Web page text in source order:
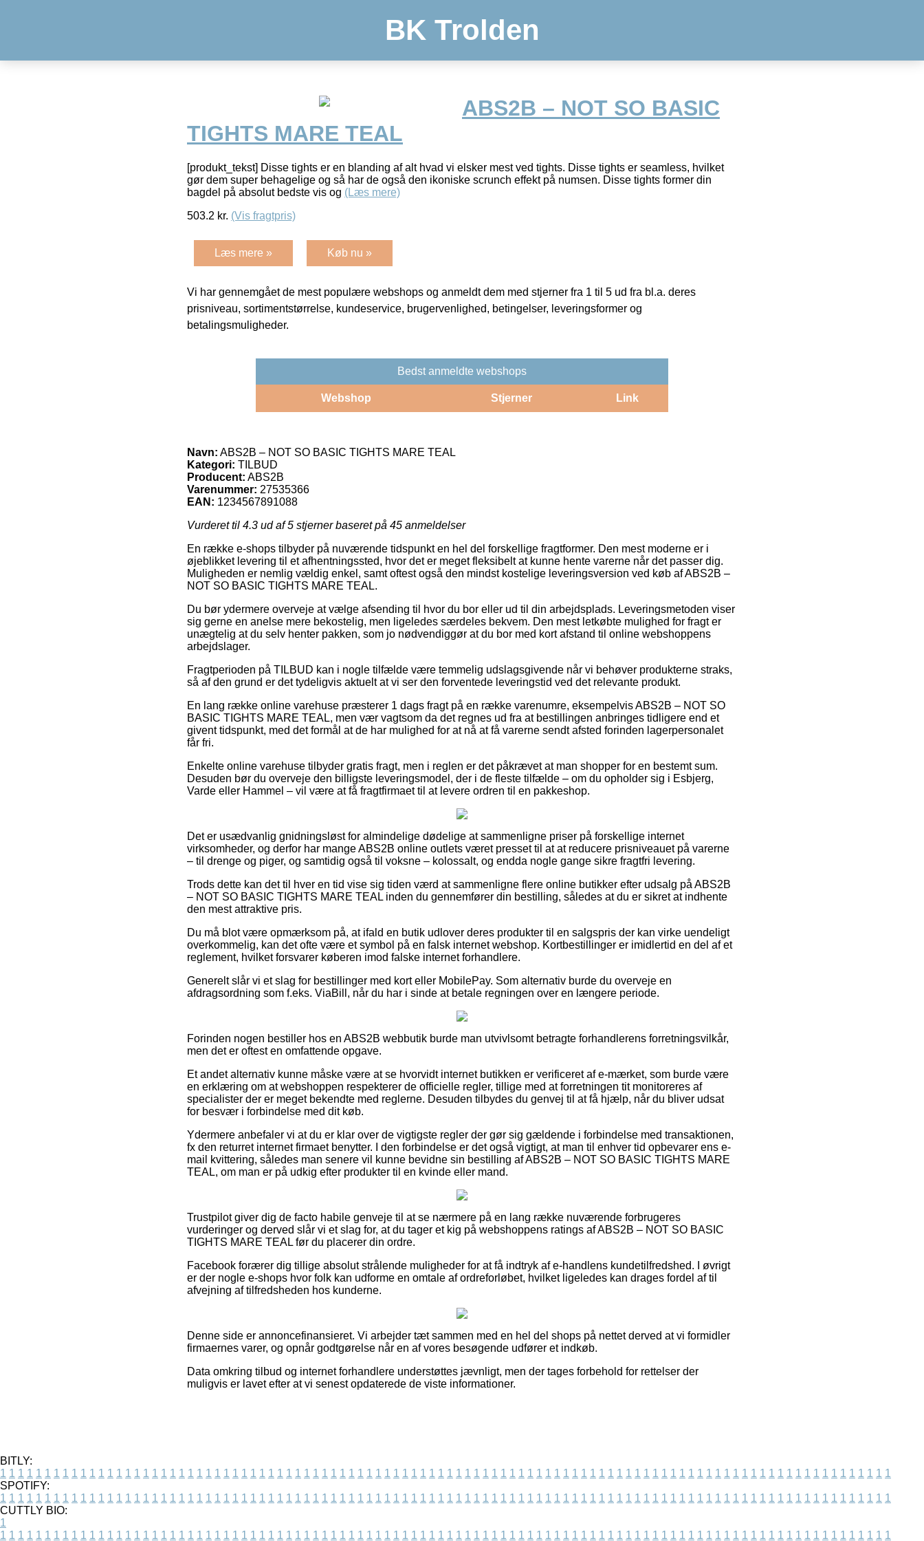
BK Trolden
ABS2B – NOT SO BASIC
TIGHTS MARE TEAL
[produkt_tekst] Disse tights er en blanding af alt hvad vi elsker mest ved tights. Disse tights er seamless, hvilket
gør dem super behagelige og så har de også den ikoniske scrunch effekt på numsen. Disse tights former din
bagdel på absolut bedste vis og (Læs mere)
503.2 kr. (Vis fragtpris)
Læs mere » Køb nu »
Vi har gennemgået de mest populære webshops og anmeldt dem med stjerner fra 1 til 5 ud fra bl.a. deres
prisniveau, sortimentstørrelse, kundeservice, brugervenlighed, betingelser, leveringsformer og
betalingsmuligheder.
Bedst anmeldte webshops
Webshop Stjerner Link
Navn: ABS2B – NOT SO BASIC TIGHTS MARE TEAL
Kategori: TILBUD
Producent: ABS2B
Varenummer: 27535366
EAN: 1234567891088
Vurderet til 4.3 ud af 5 stjerner baseret på 45 anmeldelser
En række e-shops tilbyder på nuværende tidspunkt en hel del forskellige fragtformer. Den mest moderne er i
øjeblikket levering til et afhentningssted, hvor det er meget fleksibelt at kunne hente varerne når det passer dig.
Muligheden er nemlig vældig enkel, samt oftest også den mindst kostelige leveringsversion ved køb af ABS2B –
NOT SO BASIC TIGHTS MARE TEAL.
Du bør ydermere overveje at vælge afsending til hvor du bor eller ud til din arbejdsplads. Leveringsmetoden viser
sig gerne en anelse mere bekostelig, men ligeledes særdeles bekvem. Den mest letkøbte mulighed for fragt er
unægtelig at du selv henter pakken, som jo nødvendiggør at du bor med kort afstand til online webshoppens
arbejdslager.
Fragtperioden på TILBUD kan i nogle tilfælde være temmelig udslagsgivende når vi behøver produkterne straks,
så af den grund er det tydeligvis aktuelt at vi ser den forventede leveringstid ved det relevante produkt.
En lang række online varehuse præsterer 1 dags fragt på en række varenumre, eksempelvis ABS2B – NOT SO
BASIC TIGHTS MARE TEAL, men vær vagtsom da det regnes ud fra at bestillingen anbringes tidligere end et
givent tidspunkt, med det formål at de har mulighed for at nå at få varerne sendt afsted forinden lagerpersonalet
får fri.
Enkelte online varehuse tilbyder gratis fragt, men i reglen er det påkrævet at man shopper for en bestemt sum.
Desuden bør du overveje den billigste leveringsmodel, der i de fleste tilfælde – om du opholder sig i Esbjerg,
Varde eller Hammel – vil være at få fragtfirmaet til at levere ordren til en pakkeshop.
Det er usædvanlig gnidningsløst for almindelige dødelige at sammenligne priser på forskellige internet
virksomheder, og derfor har mange ABS2B online outlets været presset til at at reducere prisniveauet på varerne
– til drenge og piger, og samtidig også til voksne – kolossalt, og endda nogle gange sikre fragtfri levering.
Trods dette kan det til hver en tid vise sig tiden værd at sammenligne flere online butikker efter udsalg på ABS2B
– NOT SO BASIC TIGHTS MARE TEAL inden du gennemfører din bestilling, således at du er sikret at indhente
den mest attraktive pris.
Du må blot være opmærksom på, at ifald en butik udlover deres produkter til en salgspris der kan virke uendeligt
overkommelig, kan det ofte være et symbol på en falsk internet webshop. Kortbestillinger er imidlertid en del af et
reglement, hvilket forsvarer køberen imod falske internet forhandlere.
Generelt slår vi et slag for bestillinger med kort eller MobilePay. Som alternativ burde du overveje en
afdragsordning som f.eks. ViaBill, når du har i sinde at betale regningen over en længere periode.
Forinden nogen bestiller hos en ABS2B webbutik burde man utvivlsomt betragte forhandlerens forretningsvilkår,
men det er oftest en omfattende opgave.
Et andet alternativ kunne måske være at se hvorvidt internet butikken er verificeret af e-mærket, som burde være
en erklæring om at webshoppen respekterer de officielle regler, tillige med at forretningen tit monitoreres af
specialister der er meget bekendte med reglerne. Desuden tilbydes du genvej til at få hjælp, når du bliver udsat
for besvær i forbindelse med dit køb.
Ydermere anbefaler vi at du er klar over de vigtigste regler der gør sig gældende i forbindelse med transaktionen,
fx den returret internet firmaet benytter. I den forbindelse er det også vigtigt, at man til enhver tid opbevarer ens e-
mail kvittering, således man senere vil kunne bevidne sin bestilling af ABS2B – NOT SO BASIC TIGHTS MARE
TEAL, om man er på udkig efter produkter til en kvinde eller mand.
Trustpilot giver dig de facto habile genveje til at se nærmere på en lang række nuværende forbrugeres
vurderinger og derved slår vi et slag for, at du tager et kig på webshoppens ratings af ABS2B – NOT SO BASIC
TIGHTS MARE TEAL før du placerer din ordre.
Facebook forærer dig tillige absolut strålende muligheder for at få indtryk af e-handlens kundetilfredshed. I øvrigt
er der nogle e-shops hvor folk kan udforme en omtale af ordreforløbet, hvilket ligeledes kan drages fordel af til
afvejning af tilfredsheden hos kunderne.
Denne side er annoncefinansieret. Vi arbejder tæt sammen med en hel del shops på nettet derved at vi formidler
firmaernes varer, og opnår godtgørelse når en af vores besøgende udfører et indkøb.
Data omkring tilbud og internet forhandlere understøttes jævnligt, men der tages forbehold for rettelser der
muligvis er lavet efter at vi senest opdaterede de viste informationer.
BITLY:
1 1 1 1 1 1 1 1 1 1 1 1 1 1 1 1 1 1 1 1 1 1 1 1 1 1 1 1 1 1 1 1 1 1 1 1 1 1 1 1 1 1 1 1 1 1 1 1 1 1 1 1 1 1 1 1 1 1 1 1 1 1 1 1 1 1 1 1 1 1 1 1 1 1 1 1 1 1 1 1 1 1 1 1 1 1 1 1 1 1 1 1 1 1 1 1 1 1 1 1
SPOTIFY:
1 1 1 1 1 1 1 1 1 1 1 1 1 1 1 1 1 1 1 1 1 1 1 1 1 1 1 1 1 1 1 1 1 1 1 1 1 1 1 1 1 1 1 1 1 1 1 1 1 1 1 1 1 1 1 1 1 1 1 1 1 1 1 1 1 1 1 1 1 1 1 1 1 1 1 1 1 1 1 1 1 1 1 1 1 1 1 1 1 1 1 1 1 1 1 1 1 1 1 1
CUTTLY BIO:
1
1 1 1 1 1 1 1 1 1 1 1 1 1 1 1 1 1 1 1 1 1 1 1 1 1 1 1 1 1 1 1 1 1 1 1 1 1 1 1 1 1 1 1 1 1 1 1 1 1 1 1 1 1 1 1 1 1 1 1 1 1 1 1 1 1 1 1 1 1 1 1 1 1 1 1 1 1 1 1 1 1 1 1 1 1 1 1 1 1 1 1 1 1 1 1 1 1 1 1 1